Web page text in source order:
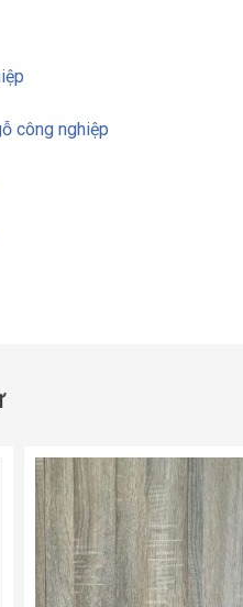
công nghiệp